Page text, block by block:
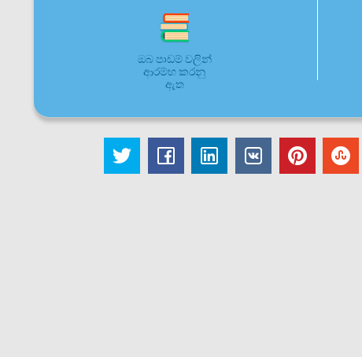
ඔබ පාඩම් වලින්
ආරම්භ කරනු
ඇත